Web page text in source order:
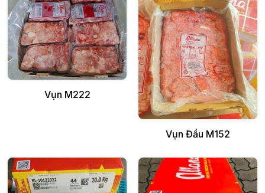
Thêm vào giỏ
Vụn M222
Thêm vào giỏ
Vụn Đầu M152